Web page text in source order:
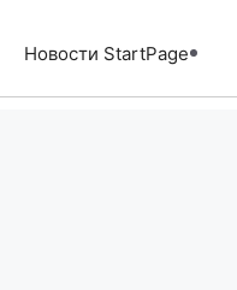
содержимому
Новости StartPage